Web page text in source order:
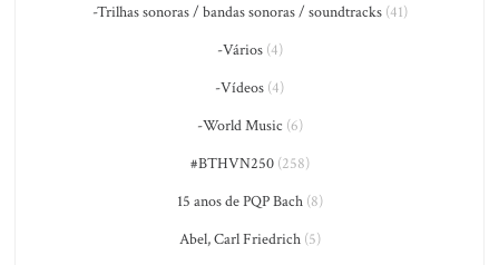
-Trilhas sonoras / bandas sonoras / soundtracks(41)
-Vários(4)
-Vídeos (4)
-World Music (6)
#BTHVN250(258)
15 anos de PQP Bach(8)
Abel, Carl Friedrich(5)